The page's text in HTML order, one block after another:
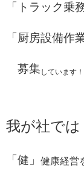
「トラック乗
「厨房設備作
募集 しています！
我が社では
「健」 健康経営